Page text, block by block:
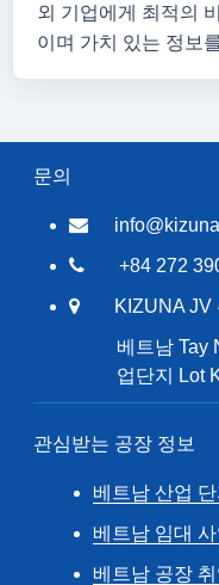
외 기업에게 최적의
이며 가치 있는 정보
문의
+84 272
KIZUNA JV
베트남 Tay
업단지 Lot
관심받는 공장 정보
베트남 산업
베트남 임대 사
베트남 공장 취